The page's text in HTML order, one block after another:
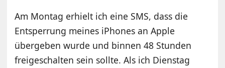
Am Montag erhielt ich eine SMS, dass die
Entsperrung meines iPhones an Apple
übergeben wurde und binnen 48 Stunden
freigeschalten sein sollte. Als ich Dienstag